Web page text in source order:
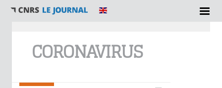
CORONAVIRUS